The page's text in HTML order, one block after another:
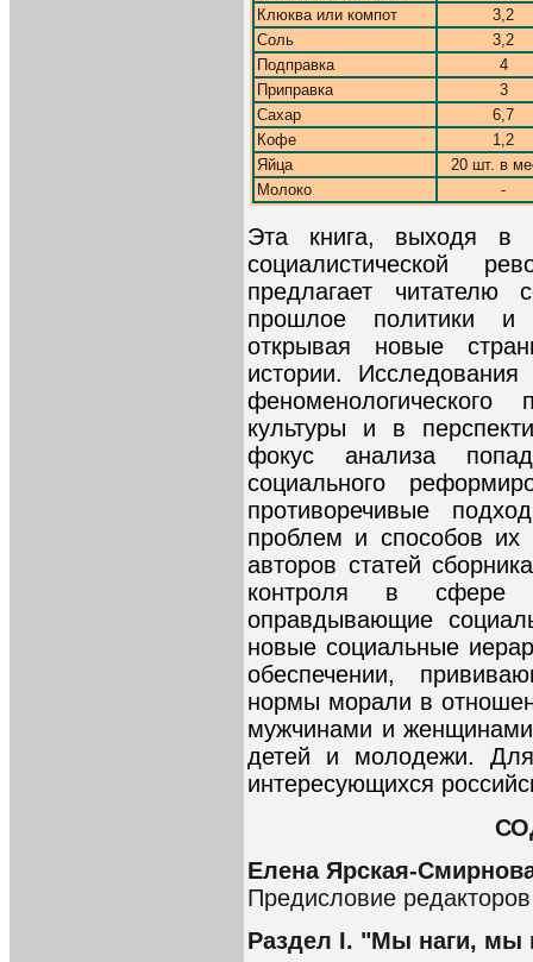
Клюква или компот
3,2
Соль
3,2
Подправка
4
Приправка
3
Сахар
6,7
Кофе
1,2
Яйца
20 шт. в
Молоко
-
Эта книга, выходя в
социалистической
предлагает читателю
прошлое политики и
открывая новые
истории.
культуры и в
фокус анализа
социального
противоречивые
проблем и способов
авторов статей
контроля в сфере
оправдывающие
новые социальные
обеспечении,
нормы морали в
мужчинами и
детей и молодежи. Для
интересующихся
Елена Ярская-
Предисловие редакторов
Раздел I. "Мы наги, мы